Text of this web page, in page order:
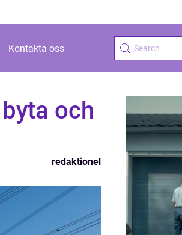
Kontakta oss
och
redaktionel